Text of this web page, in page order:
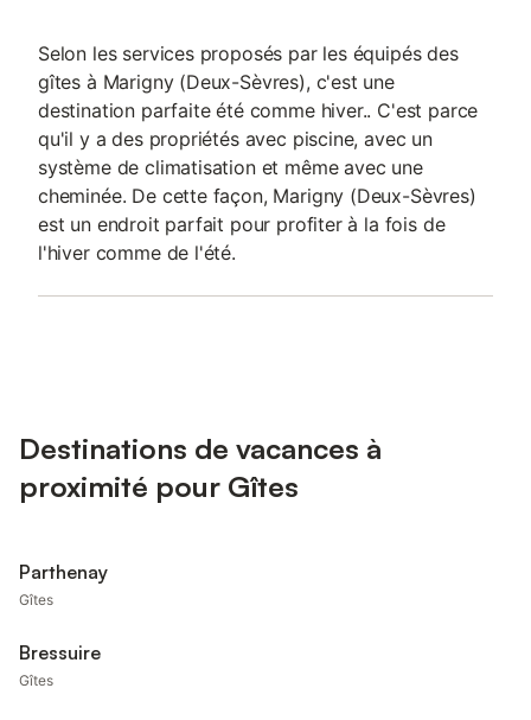
Selon les services proposés par les équipés des
gîtes à Marigny (Deux-Sèvres), c'est une
destination parfaite été comme hiver.. C'est parce
qu'il y a des propriétés avec piscine, avec un
système de climatisation et même avec une
cheminée. De cette façon, Marigny (Deux-Sèvres)
est un endroit parfait pour profiter à la fois de
l'hiver comme de l'été.
Destinations de vacances à
proximité pour Gîtes
Parthenay
Gîtes
Bressuire
Gîtes